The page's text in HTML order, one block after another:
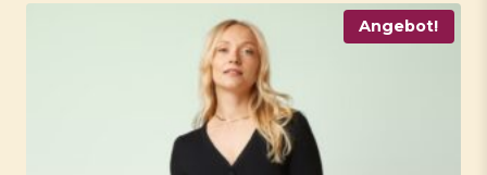
Angebot!